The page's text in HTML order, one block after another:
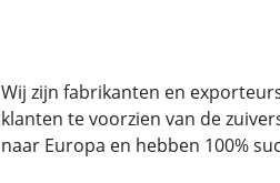
Wij zijn fabrikanten en
klanten te voorzien van de
naar Europa en hebben 100%